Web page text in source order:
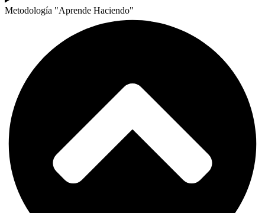
Metodología "Aprende Haciendo"